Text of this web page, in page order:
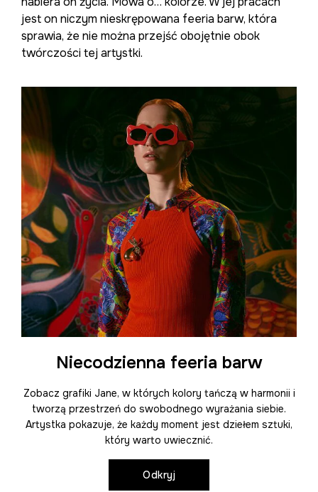
jest on niczym nieskrępowana feeria barw, która
sprawia, że nie można przejść obojętnie obok
twórczości tej artystki.
Niecodzienna feeria barw
Zobacz grafiki Jane, w których kolory tańczą w harmonii i
tworzą przestrzeń do swobodnego wyrażania siebie.
Artystka pokazuje, że każdy moment jest dziełem sztuki,
który warto uwiecznić.
Odkryj